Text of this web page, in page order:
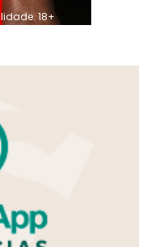
18+